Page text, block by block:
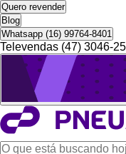
Quero revender
Blog
Whatsapp (16) 99764-8401
Televendas (47) 3046-